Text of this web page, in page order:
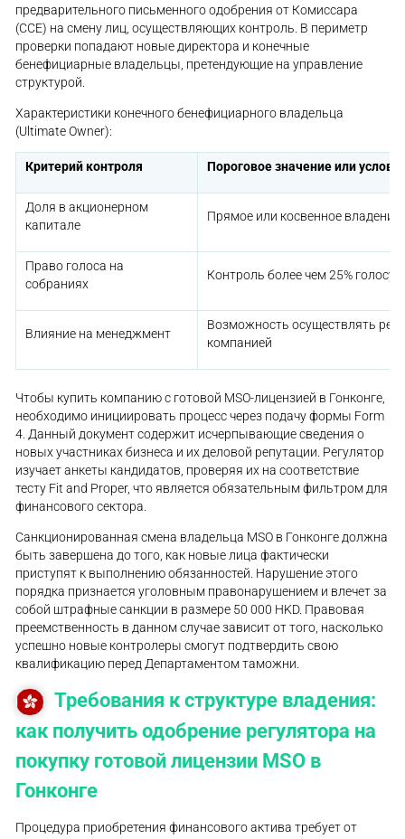
предварительного письменного одобрения от Комиссара
(CCE) на смену лиц, осуществляющих контроль. В периметр
проверки попадают новые директора и конечные
бенефициарные владельцы, претендующие на управление
структурой.
Характеристики конечного бенефициарного владельца
(Ultimate Owner):
Критерий контроля Пороговое значение или
Доля в акционерном
капитале
Прямое или косвенное владение
Право голоса на
собраниях
Контроль более чем 25%
Влияние на менеджмент
Возможность осуществлять
компанией
Чтобы купить компанию с готовой MSO-лицензией в Гонконге,
необходимо инициировать процесс через подачу формы Form
4. Данный документ содержит исчерпывающие сведения о
новых участниках бизнеса и их деловой репутации. Регулятор
изучает анкеты кандидатов, проверяя их на соответствие
тесту Fit and Proper, что является обязательным фильтром для
финансового сектора.
Санкционированная смена владельца MSO в Гонконге должна
быть завершена до того, как новые лица фактически
приступят к выполнению обязанностей. Нарушение этого
порядка признается уголовным правонарушением и влечет за
собой штрафные санкции в размере 50 000 HKD. Правовая
преемственность в данном случае зависит от того, насколько
успешно новые контролеры смогут подтвердить свою
квалификацию перед Департаментом таможни.
Требования к структуре владения:
как получить одобрение регулятора на
покупку готовой лицензии MSO в
Гонконге
Процедура приобретения финансового актива требует от